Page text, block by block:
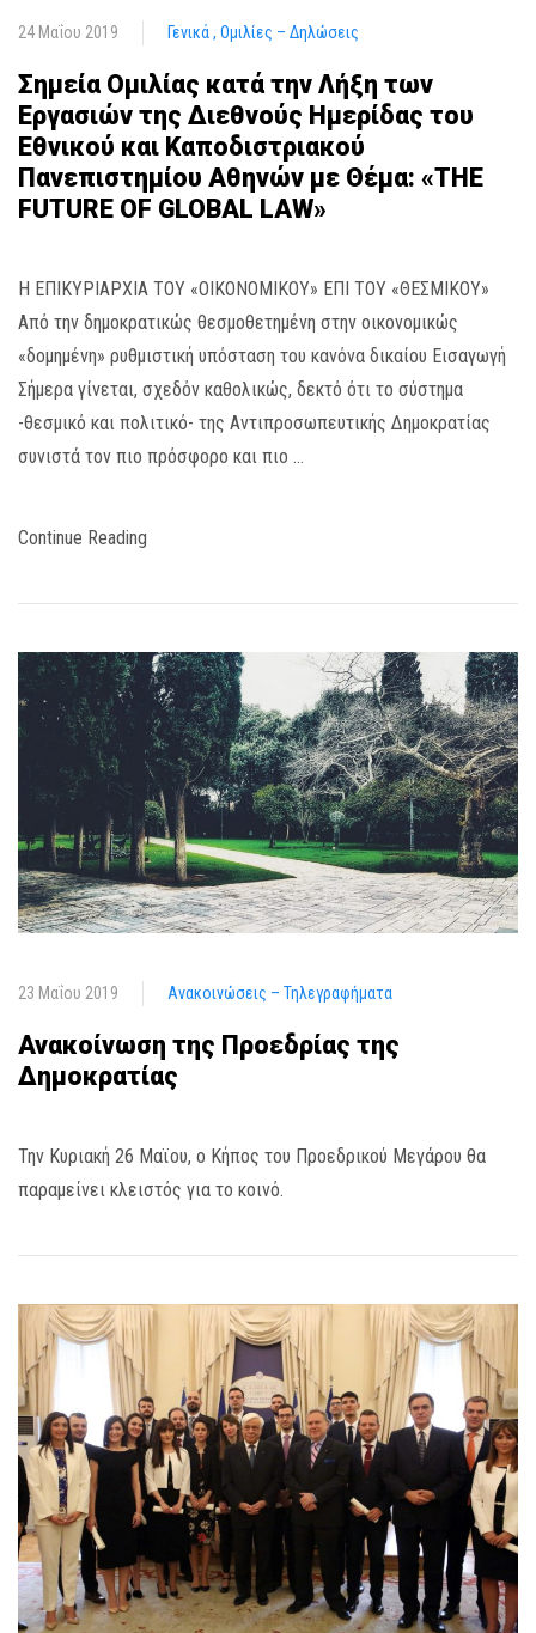
24 Μαΐου 2019 Γενικά Ομιλίες – Δηλώσεις
Σημεία Ομιλίας κατά την Λήξη των
Εργασιών της Διεθνούς Ημερίδας του
Εθνικού και Καποδιστριακού
Πανεπιστημίου Αθηνών με Θέμα: «THE
FUTURE OF GLOBAL LAW»
Η ΕΠΙΚΥΡΙΑΡΧΙΑ ΤΟΥ «ΟΙΚΟΝΟΜΙΚΟΥ» ΕΠΙ ΤΟΥ «ΘΕΣΜΙΚΟΥ»
Από την δημοκρατικώς θεσμοθετημένη στην οικονομικώς
«δομημένη» ρυθμιστική υπόσταση του κανόνα δικαίου Εισαγωγή
Σήμερα γίνεται, σχεδόν καθολικώς, δεκτό ότι το σύστημα
-θεσμικό και πολιτικό- της Αντιπροσωπευτικής Δημοκρατίας
συνιστά τον πιο πρόσφορο και πιο …
Continue Reading
23 Μαΐου 2019 Ανακοινώσεις – Τηλεγραφήματα
Ανακοίνωση της Προεδρίας της
Δημοκρατίας
Την Κυριακή 26 Μαϊου, ο Κήπος του Προεδρικού Μεγάρου θα
παραμείνει κλειστός για το κοινό.